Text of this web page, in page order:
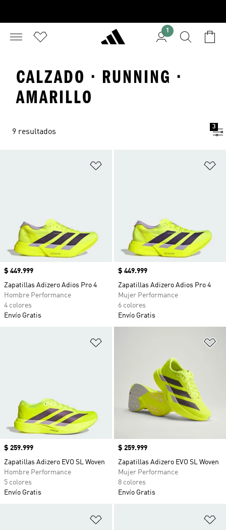
1
CALZADO · RUNNING ·
AMARILLO
9 resultados
3
Precio
$ 449.999
Zapatillas Adizero Adios Pro 4
Hombre Performance
4 colores
Envío Gratis
Precio
$ 449.999
Zapatillas Adizero Adios Pro 4
Mujer Performance
6 colores
Envío Gratis
Precio
$ 259.999
Zapatillas Adizero EVO SL Woven
Hombre Performance
5 colores
Envío Gratis
Precio
$ 259.999
Zapatillas Adizero EVO SL Woven
Mujer Performance
8 colores
Envío Gratis